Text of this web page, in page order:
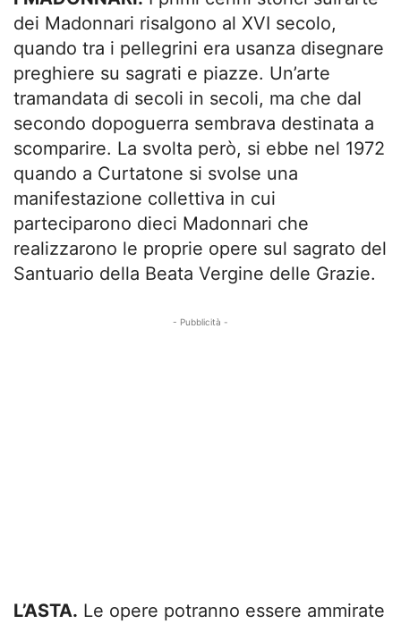
dei Madonnari risalgono al XVI secolo,
quando tra i pellegrini era usanza disegnare
preghiere su sagrati e piazze. Un’arte
tramandata di secoli in secoli, ma che dal
secondo dopoguerra sembrava destinata a
scomparire. La svolta però, si ebbe nel 1972
quando a Curtatone si svolse una
manifestazione collettiva in cui
parteciparono dieci Madonnari che
realizzarono le proprie opere sul sagrato del
Santuario della Beata Vergine delle Grazie.
- Pubblicità -
L’ASTA. Le opere potranno essere ammirate